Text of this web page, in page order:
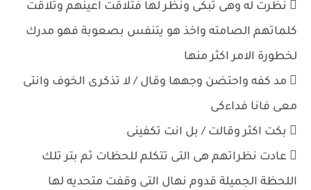
 نظرت له وهى تبكى ونظر لها فتلاقت اعينهم وتلاقت
كلماتهم الصامته واخذ هو يتنفس بصعوبة فهو مدرك
لخطورة الامر اكثر منها
 مد كفه واحتضن وجهها وقال / لا تذكرى الخوف وانتى
معى فانا فداءكى
 بكت اكثر وقالت / بل انت تكفينى
 عادت نظراتهم هى التى تتكلم للحظات ثم بتر تلك
اللحظة الجميلة قدوم نهال التى وقفت متحديه لها